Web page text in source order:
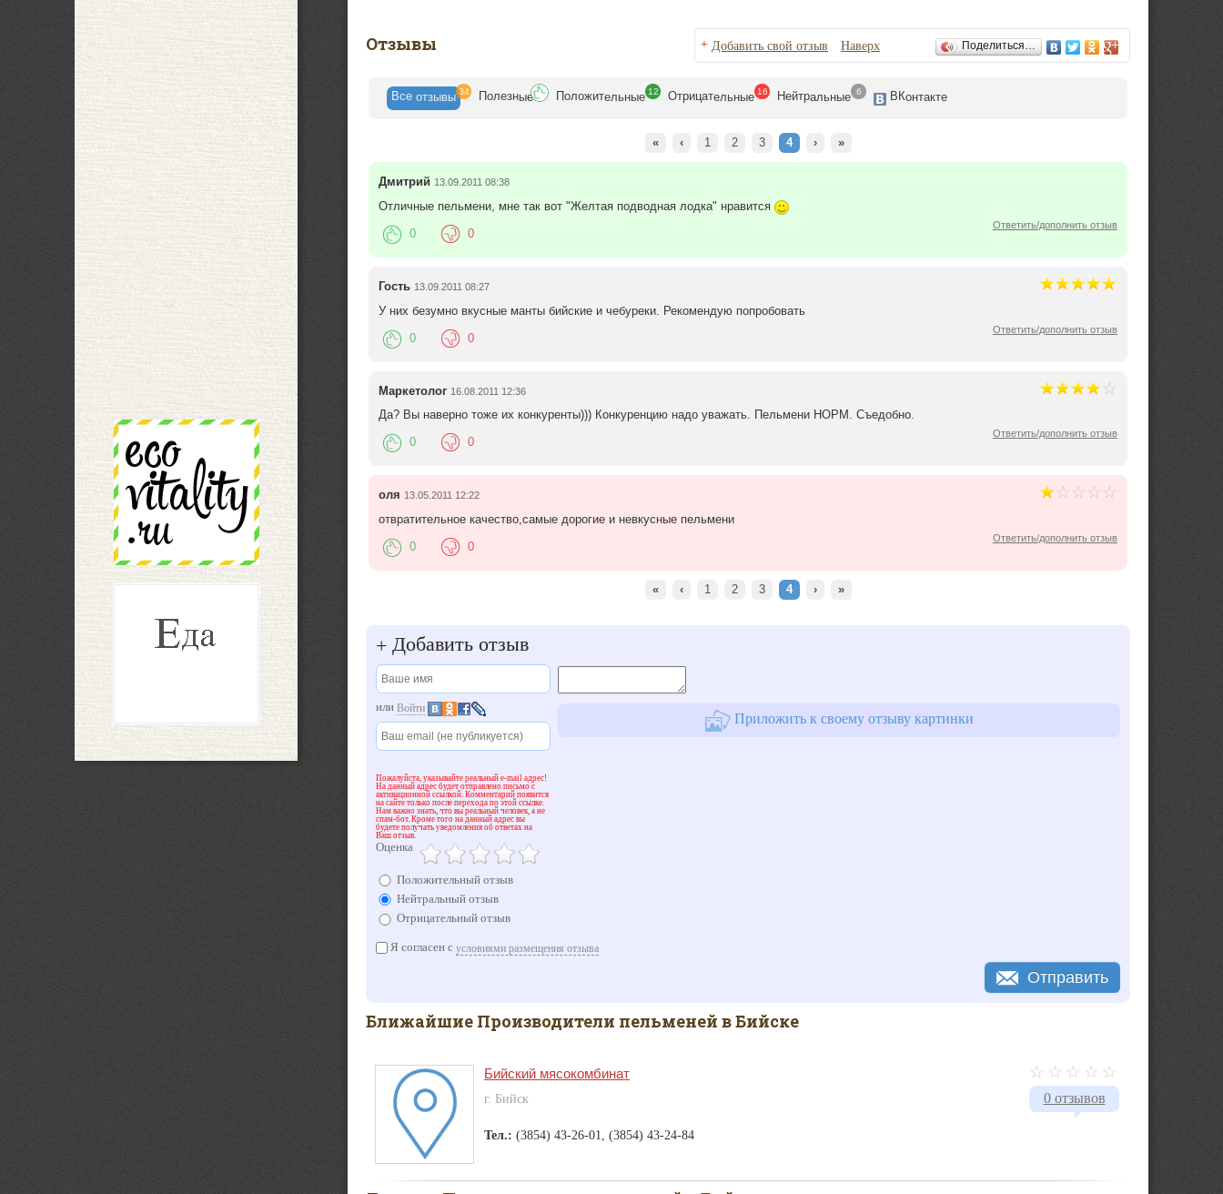
Отзывы + Добавить свой отзыв Наверх Поделиться…
Всеотзывы 34 Полезные Положительные 12 Отрицательные 16 Нейтральные 6 ВКонтакте
« ‹ 1 2 3 4 › »
Дмитрий 13.09.2011 08:38
Отличные пельмени, мне так вот "Желтая подводная лодка" нравится
Ответить/дополнить отзыв
0 0
Гость 13.09.2011 08:27
У них безумно вкусные манты бийские и чебуреки. Рекомендую попробовать
Ответить/дополнить отзыв
0 0
Маркетолог 16.08.2011 12:36
Да? Вы наверно тоже их конкуренты))) Конкуренцию надо уважать. Пельмени НОРМ. Съедобно.
Ответить/дополнить отзыв
0 0
оля 13.05.2011 12:22
отвратительное качество,самые дорогие и невкусные пельмени
Ответить/дополнить отзыв
0 0
« ‹ 1 2 3 4 › »
+ Добавить отзыв
или Войти
Пожалуйста, указывайте реальный e-mail адрес!
На данный адрес будет отправлено письмо с
активационной ссылкой. Комментарий появится
на сайте только после перехода по этой ссылке.
Нам важно знать, что вы реальный человек, а не
спам-бот. Кроме того на данный адрес вы
будете получать уведомления об ответах на
Ваш отзыв.
Оценка
Положительный отзыв
Нейтральный отзыв
Отрицательный отзыв
Приложить к своему отзыву картинки
Я согласен с условиями размещения отзыва
Отправить
Ближайшие Производители пельменей в Бийске
0 отзывов
Бийский мясокомбинат
г. Бийск
Тел.: (3854) 43-26-01, (3854) 43-24-84